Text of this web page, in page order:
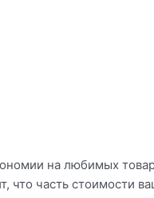
на любимых
часть стоимости